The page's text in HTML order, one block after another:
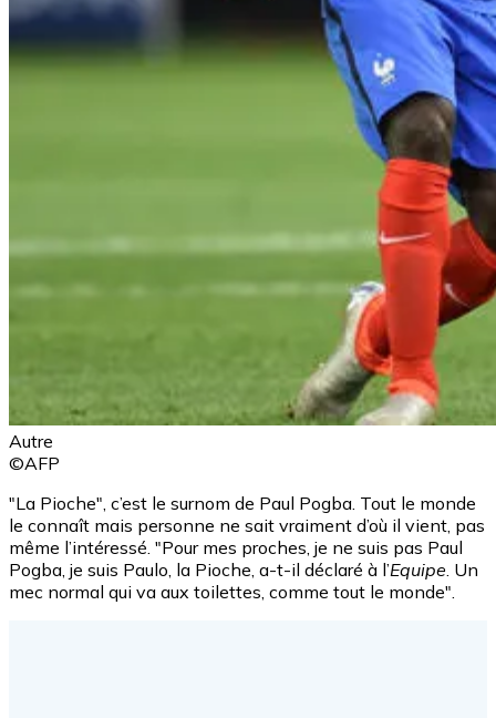
Autre
©AFP
"La Pioche", c’est le surnom de Paul Pogba. Tout le monde
le connaît mais personne ne sait vraiment d’où il vient, pas
même l’intéressé. "Pour mes proches, je ne suis pas Paul
Pogba, je suis Paulo, la Pioche, a-t-il déclaré à l’Equipe. Un
mec normal qui va aux toilettes, comme tout le monde".